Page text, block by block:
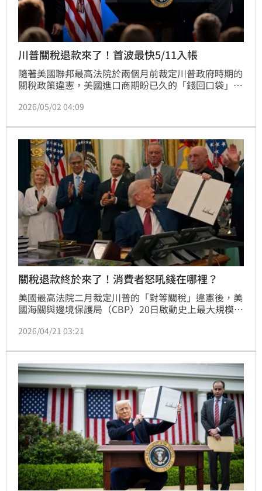
川普關稅退款來了！首波最快5/11入帳
隨著美國聯邦最高法院於兩個月前裁定川普政府時期的
關稅政策違憲，美國進口商期盼已久的「錢回口袋」終
欠企業的巨額稅款與利息，第一批款項最快將在本月11
預計將為飽受關稅壓力之苦的中小企業注入急需的現金
流。
2026/05/02 04:09
關稅退款終於來了！消費者怒吼錢在哪裡？
美國最高法院二月裁定川普的「對等關稅」違憲後，美
國海關與邊境保護局（CBP）20日啟動史上最大規模退
元關稅，創美國紀錄。此波鉅額退款源於川普政府過去
侵害國會課稅權。CBP已啟用「CAPE」線上申報系
統，為受高關稅衝擊的美國企業帶來喘息空間。然而，
嚴苛的申請流程、潛在系統塞車問題，以及白宮可能尋
求其他
2026/04/21 03:21